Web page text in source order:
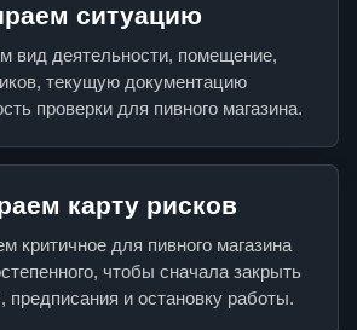
ситуацию
вид деятельности, помещение,
текущую документацию
проверки для пивного магазина.
карту рисков
критичное для пивного магазина
чтобы сначала закрыть
и остановку работы.